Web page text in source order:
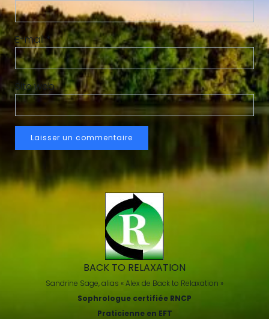
E-mail*
Site web
BACK TO RELAXATION
Sandrine Sage, alias « Alex de Back to Relaxation »
Sophrologue certifiée RNCP
Praticienne en EFT